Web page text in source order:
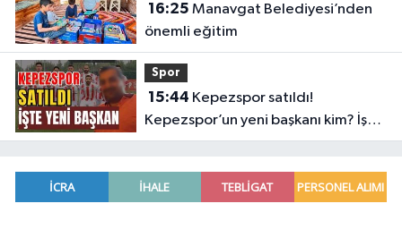
16:25
önemli eğitim
Spor
15:44
Kepezspor’un yeni başkanı kim? İşte
yeni başkan